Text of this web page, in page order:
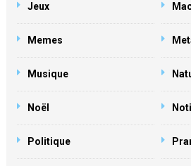
Jeux
Memes
Musique
Noël
Politique